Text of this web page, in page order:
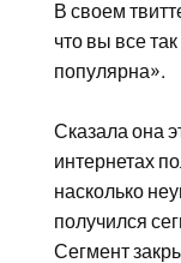
В своем
что вы все
популярна».
Сказала она
интернетах
насколько
получился
Сегмент